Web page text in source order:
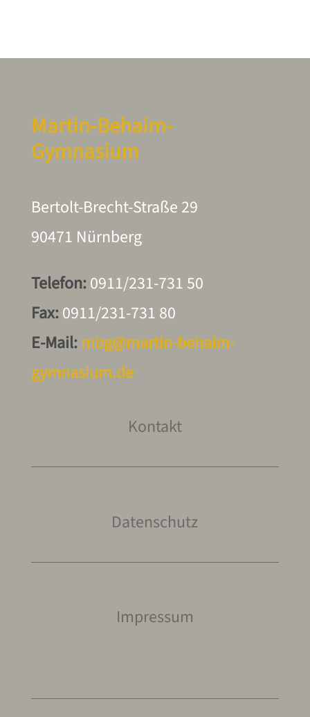
Martin-Behaim-
Gymnasium
Bertolt-Brecht-Straße 29
90471 Nürnberg
Telefon:0911/231-731 50
Fax:0911/231-731 80
E-Mail: mbg@martin-behaim-
gymnasium.de
Kontakt
Datenschutz
Impressum